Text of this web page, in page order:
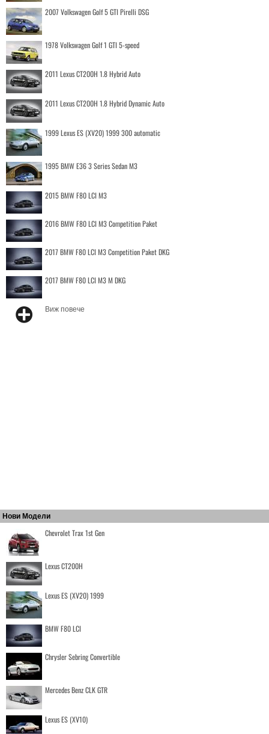
2007 Volkswagen Golf 5 GTI Pirelli DSG
1978 Volkswagen Golf 1 GTI 5-speed
2011 Lexus CT200H 1.8 Hybrid Auto
2011 Lexus CT200H 1.8 Hybrid Dynamic Auto
1999 Lexus ES (XV20) 1999 300 automatic
1995 BMW E36 3 Series Sedan M3
2015 BMW F80 LCI M3
2016 BMW F80 LCI M3 Competition Paket
2017 BMW F80 LCI M3 Competition Paket DKG
2017 BMW F80 LCI M3 M DKG
Виж повече
Нови Модели
Chevrolet Trax 1st Gen
Lexus CT200H
Lexus ES (XV20) 1999
BMW F80 LCI
Chrysler Sebring Convertible
Mercedes Benz CLK GTR
Lexus ES (XV10)